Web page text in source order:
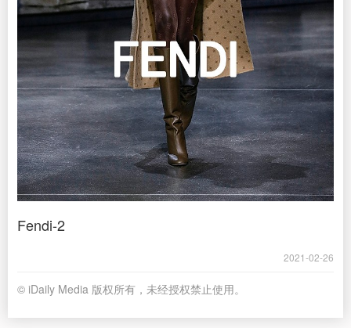
Fendi-2
2021-02-26
© iDaily Media 版权所有，未经授权禁止使用。